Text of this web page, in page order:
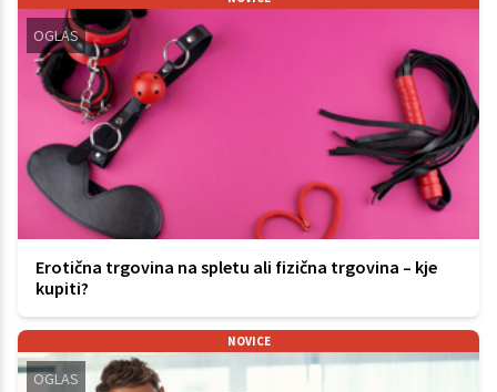
OGLAS
Erotična trgovina na spletu ali fizična trgovina – kje
kupiti?
NOVICE
OGLAS